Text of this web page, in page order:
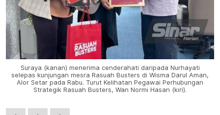
Suraya (kanan) menerima cenderahati daripada Nurhayati
selepas kunjungan mesra Rasuah Busters di Wisma Darul Aman,
Alor Setar pada Rabu. Turut Kelihatan Pegawai Perhubungan
Strategik Rasuah Busters, Wan Normi Hasan (kiri).